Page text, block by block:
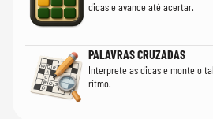
dicas e avance até acertar.
PALAVRAS CRUZADAS
Interprete as dicas e monte o
ritmo.